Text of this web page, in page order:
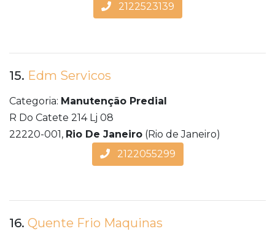
2122523139
15. Edm Servicos
Categoria: Manutenção Predial
R Do Catete 214 Lj 08
22220-001, Rio De Janeiro (Rio de Janeiro)
2122055299
16. Quente Frio Maquinas